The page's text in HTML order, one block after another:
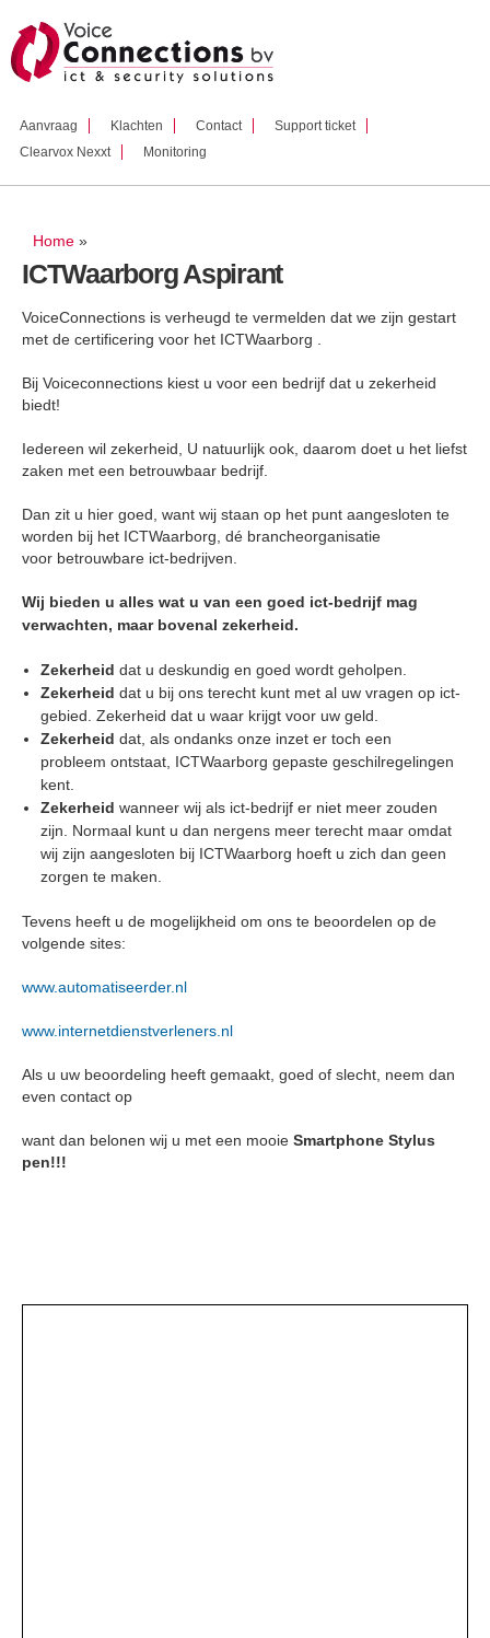
en naar
de inhoud
Aanvraag Klachten Contact
Support ticket
Clearvox Nexxt
Monitoring
U bent hier
Home »
ICTWaarborg Aspirant
VoiceConnections is verheugd te vermelden dat we zijn gestart
met de certificering voor het ICTWaarborg .
Bij Voiceconnections kiest u voor een bedrijf dat u zekerheid
biedt!
Iedereen wil zekerheid, U natuurlijk ook, daarom doet u het liefst
zaken met een betrouwbaar bedrijf.
Dan zit u hier goed, want wij staan op het punt aangesloten te
worden bij het ICTWaarborg, dé brancheorganisatie
voor betrouwbare ict-bedrijven.
Wij bieden u alles wat u van een goed ict-bedrijf mag
verwachten, maar bovenal zekerheid.
Zekerheid dat u deskundig en goed wordt geholpen.
Zekerheid dat u bij ons terecht kunt met al uw vragen op ict-
gebied. Zekerheid dat u waar krijgt voor uw geld.
Zekerheid dat, als ondanks onze inzet er toch een
probleem ontstaat, ICTWaarborg gepaste geschilregelingen
kent.
Zekerheid wanneer wij als ict-bedrijf er niet meer zouden
zijn. Normaal kunt u dan nergens meer terecht maar omdat
wij zijn aangesloten bij ICTWaarborg hoeft u zich dan geen
zorgen te maken.
Tevens heeft u de mogelijkheid om ons te beoordelen op de
volgende sites:
www.automatiseerder.nl
www.internetdienstverleners.nl
Als u uw beoordeling heeft gemaakt, goed of slecht, neem dan
even contact op
want dan belonen wij u met een mooie Smartphone Stylus
pen!!!
ICTWaarborg animatie